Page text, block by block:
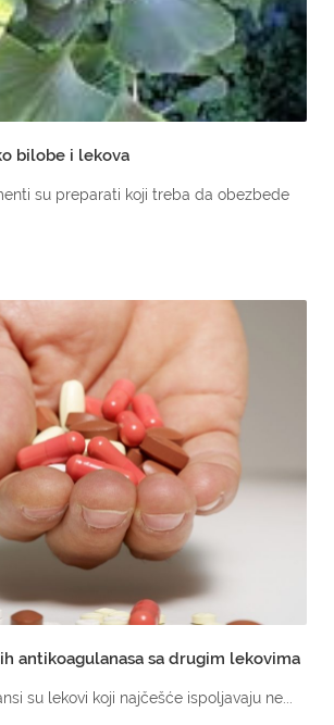
bilobe i lekova
su preparati koji treba da obezbede
antikoagulanasa sa drugim lekovima
su lekovi koji najčešće ispoljavaju ne...